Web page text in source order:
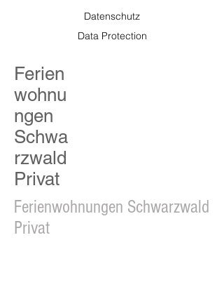
Datenschutz
Data Protection
Ferien
wohnu
ngen
Schwa
rzwald
Privat
Ferienwohnungen Schwarzwald
Privat